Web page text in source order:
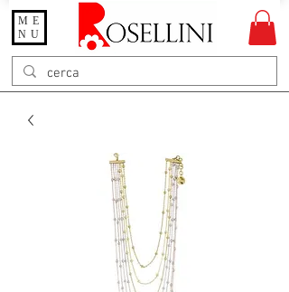
Gioielleria Rosellini
Rosellini online
ME
NU